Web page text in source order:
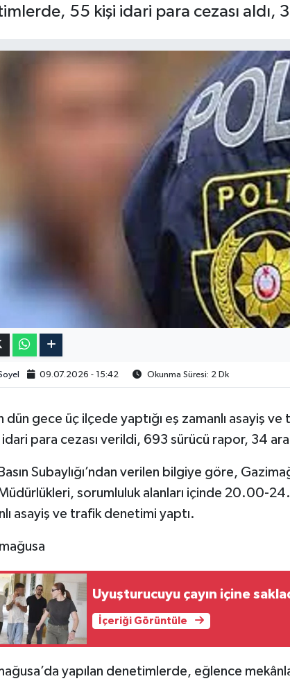
55 kişi idari para cezası
09.07.2026 - 15:42 Okunma Süresi: 2 Dk
dün gece üç ilçede yaptığı eş zamanlı asayiş
idari para cezası verildi, 693 sürücü rapor, 34
Subaylığı’ndan verilen bilgiye göre,
sorumluluk alanları içinde 20.00-
asayiş ve trafik denetimi yaptı.
Uyuşturucuyu çayın içine
İçeriği Görüntüle
yapılan denetimlerde, eğlence